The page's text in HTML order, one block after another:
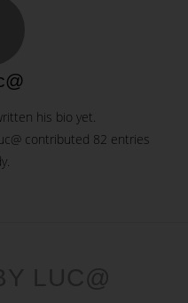
his bio yet.
contributed 82 entries